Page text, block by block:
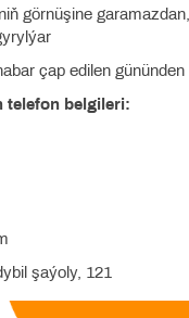
görnüşine
çap edilen
telefon belgileri:
şaýoly, 121